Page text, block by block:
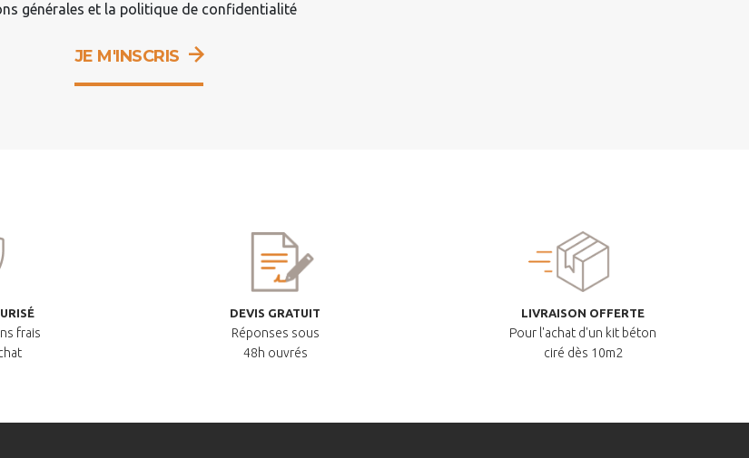
JE M'INSCRIS
générales et la politique de confidentialité
frais
DEVIS GRATUIT
Réponses sous
48h ouvrés
LIVRAISON OFFERTE
Pour l'achat d'un kit béton
ciré dès 10m2